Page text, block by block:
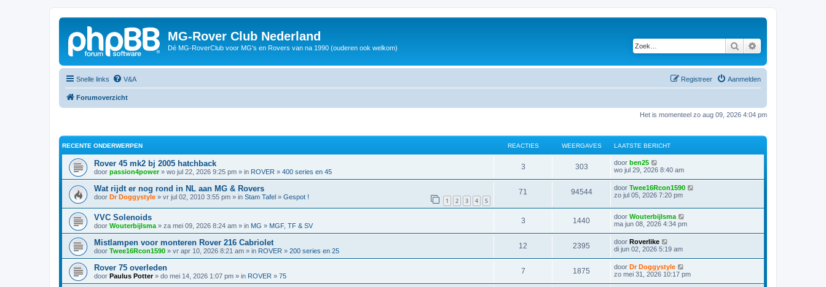
MG-Rover Club Nederland
Dé MG-RoverClub voor MG's en Rovers van na 1990 (ouderen ook welkom) Zoek
Snelle links V&A Aanmelden
Registreer
Forumoverzicht
Het is momenteel zo aug 09, 2026 4:04 pm
RECENTE ONDERWERPEN REACTIES WEERGAVES LAATSTE BERICHT
Rover 45 mk2 bj 2005 hatchback
door passion4power» wo jul 22, 2026 9:25 pm » in ROVER » 400 series en 45
3 303 door ben25
wo jul 29, 2026 8:40 am
Wat rijdt er nog rond in NL aan MG & Rovers
1 2 3 4 5
door Dr Doggystyle » vr jul 02, 2010 3:55 pm » in Stam Tafel » Gespot !
71 94544 door Twee16Rcon1590
zo jul 05, 2026 7:20 pm
VVC Solenoids
door Wouterbijlsma » za mei 09, 2026 8:24 am » in MG » MGF, TF & SV
3 1440 door Wouterbijlsma
ma jun 08, 2026 4:34 pm
Mistlampen voor monteren Rover 216 Cabriolet
door Twee16Rcon1590 » vr apr 10, 2026 8:21 am » in ROVER » 200 series en 25
12 2395 door Roverlike
di jun 02, 2026 5:19 am
Rover 75 overleden
door Paulus Potter» do mei 14, 2026 1:07 pm » in ROVER » 75
7 1875 door Dr Doggystyle
zo mei 31, 2026 10:17 pm